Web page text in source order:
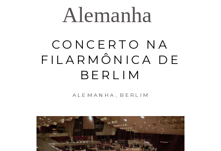
Alemanha
CONCERTO NA
FILARMÔNICA DE
BERLIM
ALEMANHA , BERLIM